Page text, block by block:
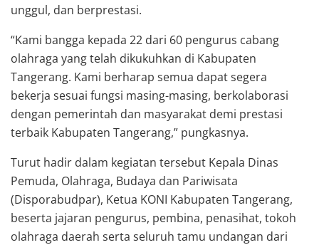
unggul, dan berprestasi.
“Kami bangga kepada 22 dari 60 pengurus cabang
olahraga yang telah dikukuhkan di Kabupaten
Tangerang. Kami berharap semua dapat segera
bekerja sesuai fungsi masing-masing, berkolaborasi
dengan pemerintah dan masyarakat demi prestasi
terbaik Kabupaten Tangerang,” pungkasnya.
Turut hadir dalam kegiatan tersebut Kepala Dinas
Pemuda, Olahraga, Budaya dan Pariwisata
(Disporabudpar), Ketua KONI Kabupaten Tangerang,
beserta jajaran pengurus, pembina, penasihat, tokoh
olahraga daerah serta seluruh tamu undangan dari